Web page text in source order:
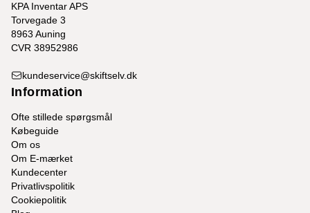
KPA Inventar APS
Torvegade 3
8963 Auning
CVR 38952986
kundeservice@skiftselv.dk
Information
Ofte stillede spørgsmål
Købeguide
Om os
Om E-mærket
Kundecenter
Privatlivspolitik
Cookiepolitik